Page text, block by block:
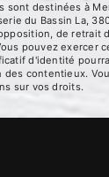
destinées à
du Bassin La,
de
pouvez exercer
d'identité
contentieux.
sur vos droits.